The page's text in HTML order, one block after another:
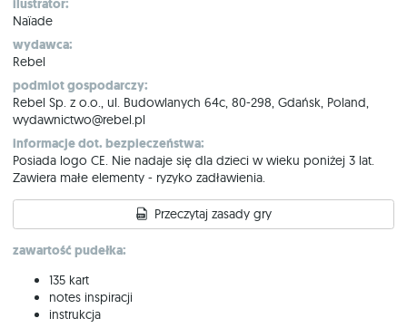
ilustrator:
Naïade
wydawca:
Rebel
podmiot gospodarczy:
Rebel Sp. z o.o., ul. Budowlanych 64c, 80-298, Gdańsk, Poland,
wydawnictwo@rebel.pl
informacje dot. bezpieczeństwa:
Posiada logo CE. Nie nadaje się dla dzieci w wieku poniżej 3 lat.
Zawiera małe elementy - ryzyko zadławienia.
Przeczytaj zasady gry
zawartość pudełka:
135 kart
notes inspiracji
instrukcja